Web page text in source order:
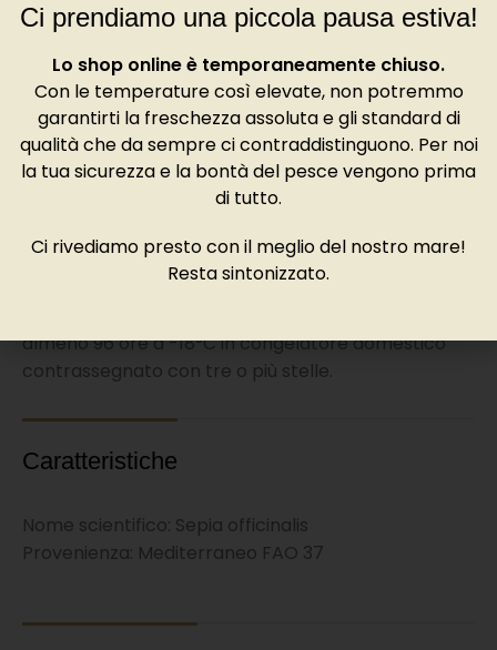
Degustazione
La Seppia Nera ha carni buone e tenere. Ottima
bollita nelle insalate di mare, ripiena al forno, alla
griglia, in umido con verdure oppure come
ingrediente per sughi e risotti. Il liquido nero viene
utilizzato per la preparazione di primi piatti.
Non consumare crudo se non previo un
almeno 96 ore a -18°C in congelatore domestico
contrassegnato con tre o più stelle.
Caratteristiche
Nome scientifico: Sepia officinalis
Provenienza: Mediterraneo FAO 37
Ci prendiamo una piccola pausa estiva!
Lo shop online è temporaneamente chiuso.
Con le temperature così elevate, non potremmo
garantirti la freschezza assoluta e gli standard di
qualità che da sempre ci contraddistinguono. Per noi
la tua sicurezza e la bontà del pesce vengono prima
di tutto.
Ci rivediamo presto con il meglio del nostro mare!
Resta sintonizzato.